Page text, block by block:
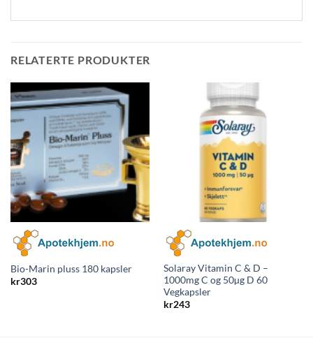
RELATERTE PRODUKTER
Bio-Marin pluss 180 kapsler
kr303
Solaray Vitamin C & D –
1000mg C og 50µg D 60
Vegkapsler
kr243